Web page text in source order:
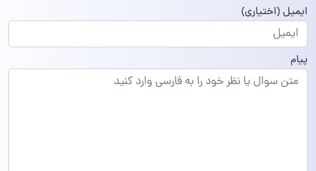
ایمیل(اختیاری)
پیام